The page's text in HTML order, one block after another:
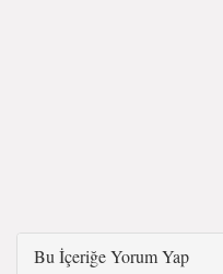
Bu İçeriğe Yorum Yap